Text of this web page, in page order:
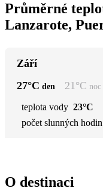
Průměrné
Lanzarote,
Září
27°C den 21°C noc
teplota vody 23°C
počet slunných hodin
O destinaci